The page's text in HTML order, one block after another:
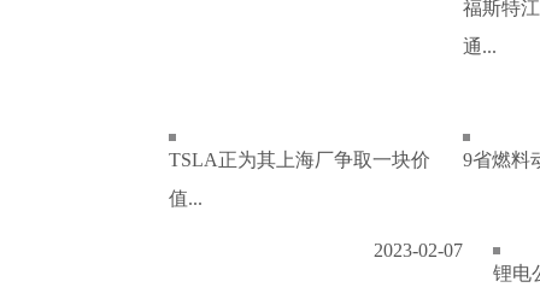
福斯特
通...
TSLA正为其上海厂争取一块价
值...
2023-02-07
9省燃料
锂电